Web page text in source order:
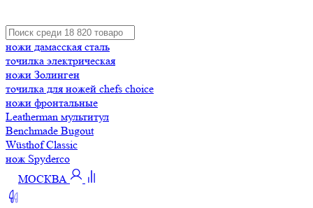
ножи дамасская сталь
точилка электрическая
ножи Золинген
точилка для ножей chefs choice
ножи фронтальные
Leatherman мультитул
Benchmade Bugout
Wüsthof Classic
нож Spyderco
МОСКВА